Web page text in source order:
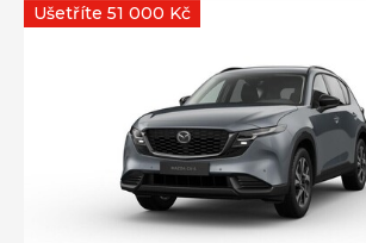
Ušetříte 51 000 Kč